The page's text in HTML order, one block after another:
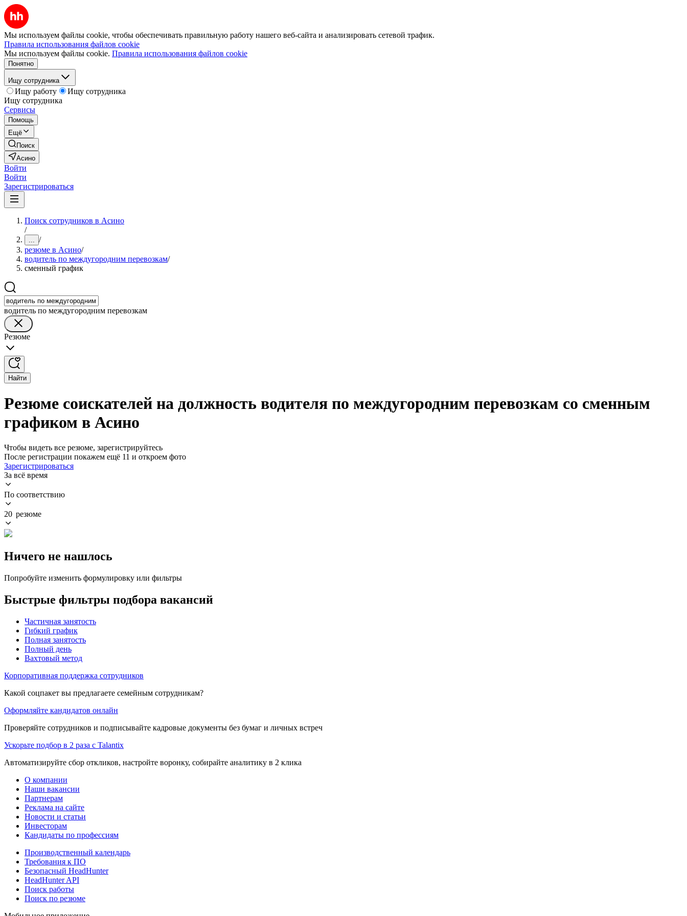
Мы используем файлы cookie, чтобы обеспечивать правильную работу нашего веб-сайта и анализировать сетевой трафик.
Правила использования файлов cookie
Мы используем файлы cookie. Правила использования файлов cookie
Понятно
Ищу сотрудника
Ищу работу
Ищу сотрудника
Ищу сотрудника
Сервисы
Помощь
Ещё
Поиск
Асино
Войти
Войти
Зарегистрироваться
Поиск сотрудников в Асино
/
... /
резюме в Асино/
водитель по междугородним перевозкам/
сменный график
водитель по междугородним перевозкам
Резюме
Найти
Резюме соискателей на должность водителя по междугородним перевозкам со сменным
графиком в Асино
Чтобы видеть все резюме, зарегистрируйтесь
После регистрации покажем ещё 11 и откроем фото
Зарегистрироваться
За всё время
По соответствию
20 резюме
Ничего не нашлось
Попробуйте изменить формулировку или фильтры
Быстрые фильтры подбора вакансий
Частичная занятость
Гибкий график
Полная занятость
Полный день
Вахтовый метод
Корпоративная поддержка сотрудников
Какой соцпакет вы предлагаете семейным сотрудникам?
Оформляйте кандидатов онлайн
Проверяйте сотрудников и подписывайте кадровые документы без бумаг и личных встреч
Ускорьте подбор в 2 раза с Talantix
Автоматизируйте сбор откликов, настройте воронку, собирайте аналитику в 2 клика
О компании
Наши вакансии
Партнерам
Реклама на сайте
Новости и статьи
Инвесторам
Кандидаты по профессиям
Производственный календарь
Требования к ПО
Безопасный HeadHunter
HeadHunter API
Поиск работы
Поиск по резюме